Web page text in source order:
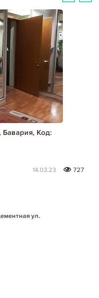
Бавария, Код:
14.03.23
727
ул.